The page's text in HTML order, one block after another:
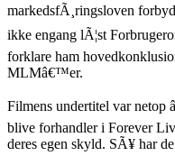
markedsfÃ¸ringsloven
ikke engang lÃ¦st
forklare ham
MLMâ€™er.
Filmens undertitel var netop
blive forhandler i Forever
deres egen skyld. SÃ¥ har